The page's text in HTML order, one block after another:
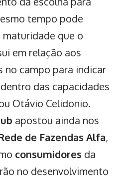
tempo pode
que o
em relação aos
no campo para indicar
das capacidades
Otávio Celidonio.
apostou ainda nos
de Fazendas Alfa,
consumidores da
no desenvolvimento